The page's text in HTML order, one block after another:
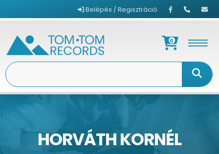
Belépés / Regisztráció
0
HORVÁTH KORNÉL